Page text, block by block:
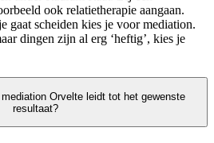
ook relatietherapie aangaan.
gaat scheiden kies je voor mediation.
dingen zijn al erg ‘heftig’, kies je
Orvelte leidt tot het gewenste
resultaat?